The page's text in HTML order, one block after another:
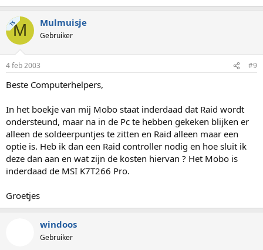
TSM Mulmuisje
Gebruiker
4 feb 2003 #9
Beste Computerhelpers,
In het boekje van mij Mobo staat inderdaad dat Raid wordt
ondersteund, maar na in de Pc te hebben gekeken blijken er
alleen de soldeerpuntjes te zitten en Raid alleen maar een
optie is. Heb ik dan een Raid controller nodig en hoe sluit ik
deze dan aan en wat zijn de kosten hiervan ? Het Mobo is
inderdaad de MSI K7T266 Pro.
Groetjes
windoos
Gebruiker